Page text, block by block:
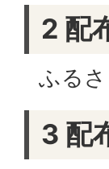
2 配
ふる
3 配